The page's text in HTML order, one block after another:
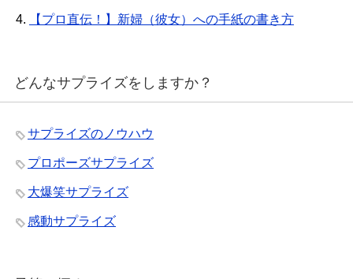
4. 【プロ直伝！】新婦（彼女）への手紙の書き方
どんなサプライズをしますか？
サプライズのノウハウ
プロポーズサプライズ
大爆笑サプライズ
感動サプライズ